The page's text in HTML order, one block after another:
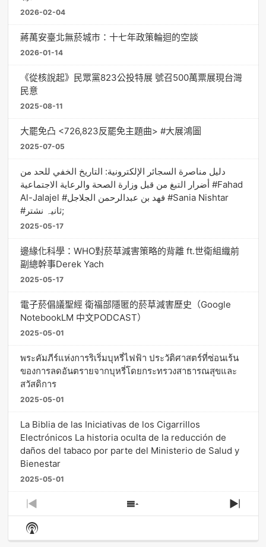
2026-02-04
蔣萬安臺北無菸城市：十七年政策輪迴的空談
2026-01-14
《從核說起》民眾黨823公投特展 號召500萬票展現台灣
民意
2025-08-11
大罷免凸 <726,823反罷免主題曲> #大展鴻圖
2025-07-05
دليل مناصرة السجائر الإلكترونية: التاريخ الخفي للحد من
أضرار التبغ من قبل وزارة الصحة والرعاية الاجتماعية #Fahad
Al-Jalajel #فهد بن عبدالرحمن الجلاجل #Sania Nishtar
#ثانیہ نشتر;
2025-05-17
邊緣化科學：WHO對菸草減害策略的背離 ft.世衛組織前
副總幹事Derek Yach
2025-05-17
電子菸倡議聖經 衛福部隱匿的菸草減害歷史（Google
NotebookLM 中文PODCAST）
2025-05-01
พระคัมภีร์แห่งการริเริ่มบุหรี่ไฟฟ้า ประวัติศาสตร์ที่ซ่อนเร้น
ของการลดอันตรายจากบุหรี่โดยกระทรวงสาธารณสุขและ
สวัสดิการ
2025-05-01
La Biblia de las Iniciativas de los Cigarrillos
Electrónicos La historia oculta de la reducción de
daños del tabaco por parte del Ministerio de Salud y
Bienestar
2025-05-01
Previous
Episode
Show
Episodes
Next
Show
Podcast